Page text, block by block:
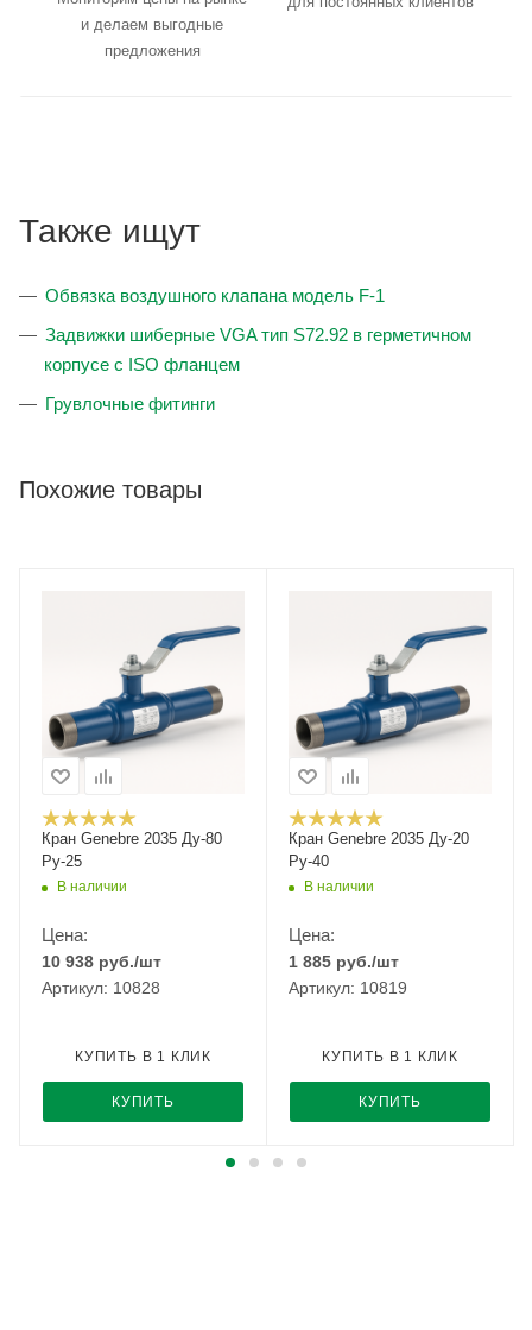
и делаем выгодные
предложения
Также ищут
Обвязка воздушного клапана модель F-1
Задвижки шиберные VGA тип S72.92 в герметичном
корпусе с ISO фланцем
Грувлочные фитинги
Похожие товары
Кран Genebre 2035 Ду-80
Ру-25
В наличии
Цена:
10 938 руб./шт
Артикул: 10828
КУПИТЬ
КУПИТЬ В 1 КЛИК
Кран Genebre 2035 Ду-20
Ру-40
В наличии
Цена:
1 885 руб./шт
Артикул: 10819
КУПИТЬ
КУПИТЬ В 1 КЛИК